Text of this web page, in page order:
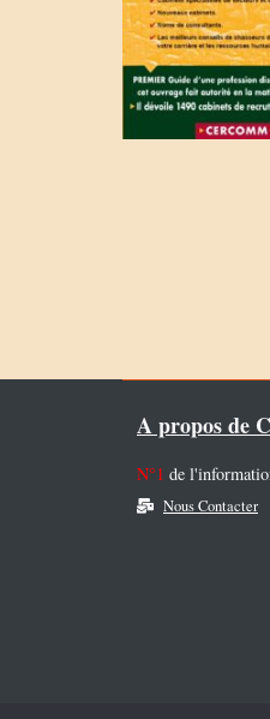
A propos de
N°1 de
Nous Contacter